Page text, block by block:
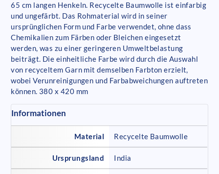
65 cm langen Henkeln. Recycelte Baumwolle ist einfarbig
und ungefärbt. Das Rohmaterial wird in seiner
ursprünglichen Form und Farbe verwendet, ohne dass
Chemikalien zum Färben oder Bleichen eingesetzt
werden, was zu einer geringeren Umweltbelastung
beiträgt. Die einheitliche Farbe wird durch die Auswahl
von recyceltem Garn mit demselben Farbton erzielt,
wobei Verunreinigungen und Farbabweichungen auftreten
können. 380 x 420 mm
Informationen
Material Recycelte Baumwolle
Ursprungsland India